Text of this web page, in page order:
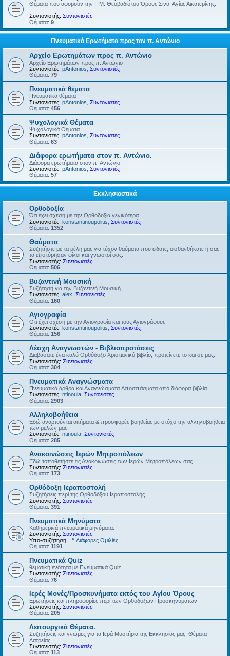
Θέματα που αφορούν την Ι. Μ. Θεοβαδίστου Όρους Σινά, Αγίας Αικατερίνης.
Συντονιστής: Συντονιστές
Θέματα: 9
Πνευματικά Ερωτήματα προς τον π. Αντώνιο
Αρχείο Ερωτημάτων προς π. Αντώνιο
Αρχείο Ερωτημάτων προς π. Αντώνιο
Συντονιστές: pAntonios Συντονιστές
Θέματα: 79
Πνευματικά θέματα
Πνευματικά θέματα
Συντονιστές: pAntonios Συντονιστές
Θέματα: 456
Ψυχολογικά Θέματα
Ψυχολογικά Θέματα
Συντονιστές: pAntonios Συντονιστές
Θέματα: 63
Διάφορα ερωτήματα στον π. Αντώνιο.
Διάφορα ερωτήματα στον π. Αντώνιο.
Συντονιστές: pAntonios Συντονιστές
Θέματα: 57
Εκκλησιαστικά
Ορθοδοξία
Ότι έχει σχέση με την Ορθοδοξία γενικότερα.
Συντονιστές: konstantinoupolitis Συντονιστές
Θέματα: 1352
Θαύματα
Συζητήστε με τα μέλη μας για τύχον θαύματα που είδατε, αισθανθήκατε ή σας
τα εξιστόρησαν φίλοι και γνωστοί σας.
Συντονιστής: Συντονιστές
Θέματα: 506
Βυζαντινή Μουσική
Συζήτηση για την Βυζαντινή Μουσική.
Συντονιστές: alex Συντονιστές
Θέματα: 160
Αγιογραφία
Οτι έχει σχέση με την Αγιογραφία και τους Αγιογράφους.
Συντονιστές: konstantinoupolitis Συντονιστές
Θέματα: 156
Λέσχη Αναγνωστών - Βιβλιοπροτάσεις
Διαβάσατε ένα καλό Ορθόδοξο Χριστιανικό βιβλίο; προτείνετε το και σε μας.
Συντονιστής: Συντονιστές
Θέματα: 304
Πνευματικά Αναγνώσματα
Πνευματικά άρθρα και Αναγνώσματα.Αποσπάσματα από διάφορα βιβλία.
Συντονιστές: ntinoula Συντονιστές
Θέματα: 2903
Αλληλοβοήθεια
Εδώ αναρτούνται αιτήματα & προσφορές βοηθείας με στόχο την αλληλοβοήθεια
των μελών μας.
Συντονιστές: ntinoula Συντονιστές
Θέματα: 285
Ανακοινώσεις Ιερών Μητροπόλεων
Εδώ τοποθετήστε τις Ανακοινώσεις των Ιερών Μητροπόλεων σας
Συντονιστής: Συντονιστές
Θέματα: 173
Ορθόδοξη Ιεραποστολή
Συζητήσεις περί της Ορθοδόξου Ιεραποστολής.
Συντονιστής: Συντονιστές
Θέματα: 391
Πνευματικά Μηνύματα
Καθημερινά πνευματικά μηνύματα.
Συντονιστής: Συντονιστές
Υπο-συζήτηση:
Διάφορες Ομιλίες
Θέματα: 1191
Πνευματικά Quiz
θεματική ενότητα με Πνευματικά Quiz
Συντονιστής: Συντονιστές
Θέματα: 76
Ιερές Μονές/Προσκυνήματα εκτός του Αγίου Όρους
Ερωτήσεις και πληροφορίες περί των Ορθοδόξων Προσκηνυμάτων
Συντονιστής: Συντονιστές
Θέματα: 205
Λειτουργικά Θέματα.
Συζητήσεις και γνώμες για τα Ιερά Μυστήρια της Εκκλησίας μας. Θέματα
Λατρείας.
Συντονιστής: Συντονιστές
Θέματα: 113